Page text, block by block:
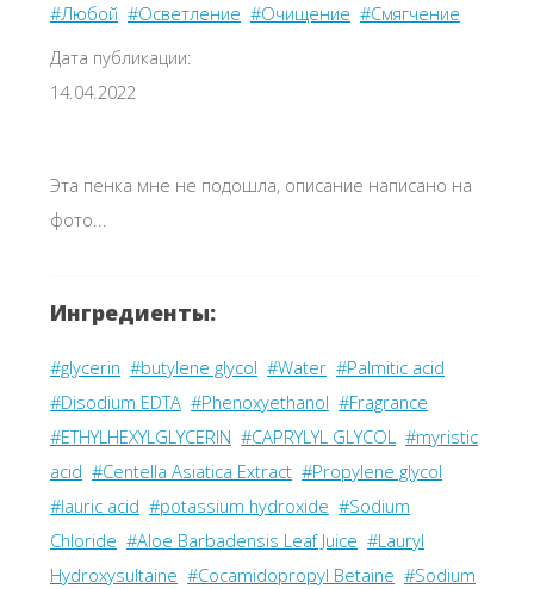
#Любой #Осветление #Очищение #Смягчение
Дата публикации:
14.04.2022
Эта пенка мне не подошла, описание написано на
фото...
Ингредиенты:
#glycerin #butylene glycol #Water #Palmitic acid
#Disodium EDTA #Phenoxyethanol #Fragrance
#ETHYLHEXYLGLYCERIN #CAPRYLYL GLYCOL #myristic
acid #Centella Asiatica Extract #Propylene glycol
#lauric acid #potassium hydroxide #Sodium
Chloride #Aloe Barbadensis Leaf Juice #Lauryl
Hydroxysultaine #Cocamidopropyl Betaine #Sodium